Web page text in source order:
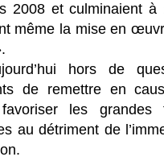
2008 et culminaient à
même la mise en
hors de
de remettre en
les grandes
au détriment de